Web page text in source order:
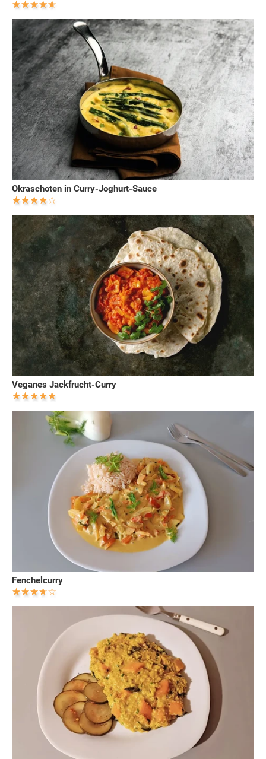
Okraschoten in Curry-Joghurt-Sauce
Veganes Jackfrucht-Curry
Fenchelcurry